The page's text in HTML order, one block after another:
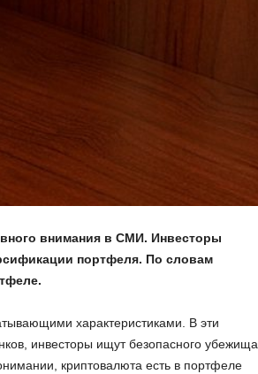
внимания в СМИ. Инвесторы
портфеля. По словам
характеристиками. В эти
инвесторы ищут безопасного убежища.
криптовалюта есть в портфеле